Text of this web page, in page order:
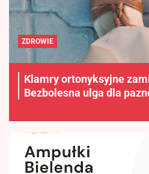
ZDROWIE
Klamry ortonyksyjne
Bezbolesna ulga dla